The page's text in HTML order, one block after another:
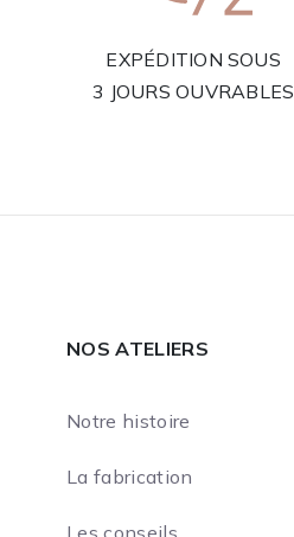
EXPÉDITION SOUS
3 JOURS OUVRABLES
NOS ATELIERS
Notre histoire
La fabrication
Les conseils